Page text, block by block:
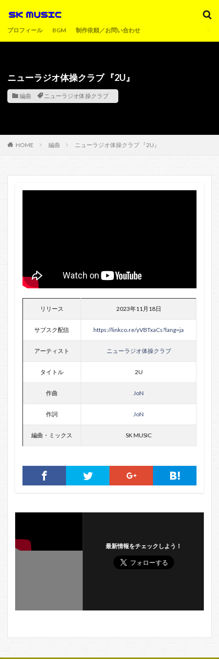
プロフィール BGM 制作依頼／お問い合わせ
ニューラジオ体操クラブ 『2U』
編曲 ニューラジオ体操クラブ
HOME 編曲 ニューラジオ体操クラブ 『2U』
リリース 2023年11月18日
サブスク配信 https://linkco.re/yVBTxaCs?lang=ja
アーティスト ニューラジオ体操クラブ
タイトル 2U
作曲 JoN
作詞 JoN
編曲・ミックス SK MUSIC
最新情報をチェックしよう！